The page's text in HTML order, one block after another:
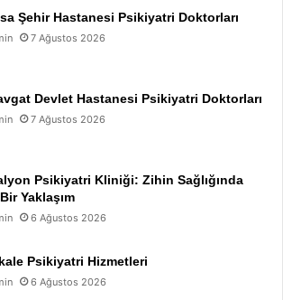
Şehir Hastanesi Psikiyatri Doktorları
7 Ağustos 2026
Devlet Hastanesi Psikiyatri Doktorları
7 Ağustos 2026
Psikiyatri Kliniği: Zihin Sağlığında
Yaklaşım
6 Ağustos 2026
Psikiyatri Hizmetleri
6 Ağustos 2026